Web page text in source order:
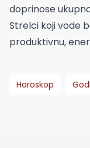
doprinose
Strelci koji vode
produktivnu,
Horoskop